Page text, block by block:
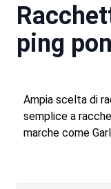
ping
Ampia scelta di
semplice a
marche come